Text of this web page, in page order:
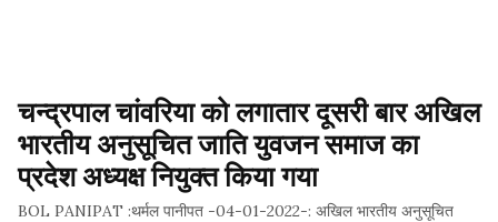
चन्द्रपाल चांवरिया को लगातार दूसरी बार अखिल
भारतीय अनुसूचित जाति युवजन समाज का
प्रदेश अध्यक्ष नियुक्त किया गया
BOL PANIPAT :थर्मल पानीपत -04-01-2022-: अखिल भारतीय अनुसूचित